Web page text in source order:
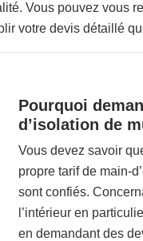
Vous pouvez vous
votre devis détaillé
Pourquoi
d’isolation de
Vous devez savoir
propre tarif de main-
sont confiés.
l’intérieur en
en demandant des